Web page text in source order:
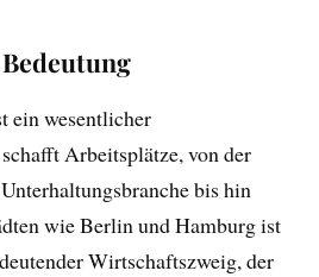
ein wesentlicher
Arbeitsplätze, von der
bis hin
wie Berlin und Hamburg ist
Wirtschaftszweig, der